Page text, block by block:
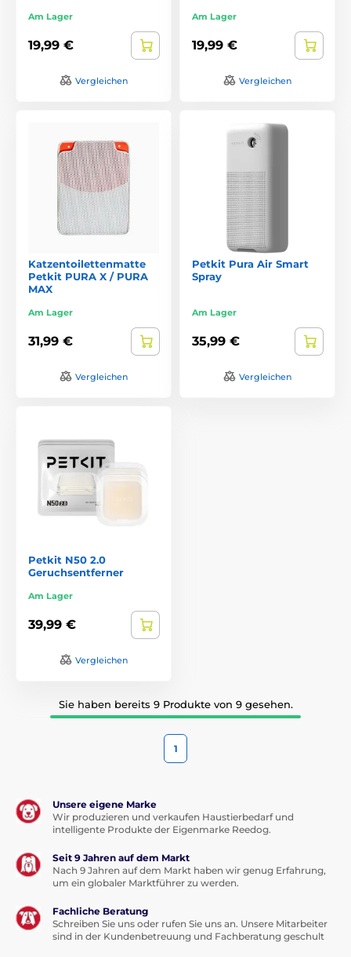
Am Lager
19,99 €
Vergleichen
Am Lager
19,99 €
Vergleichen
Katzentoilettenmatte
Petkit PURA X / PURA
MAX
Am Lager
31,99 €
Vergleichen
Petkit Pura Air Smart
Spray
Am Lager
35,99 €
Vergleichen
Petkit N50 2.0
Geruchsentferner
Am Lager
39,99 €
Vergleichen
Sie haben bereits 9 Produkte von 9 gesehen.
1
Unsere eigene Marke
Wir produzieren und verkaufen Haustierbedarf und
intelligente Produkte der Eigenmarke Reedog.
Seit 9 Jahren auf dem Markt
Nach 9 Jahren auf dem Markt haben wir genug Erfahrung,
um ein globaler Marktführer zu werden.
Fachliche Beratung
Schreiben Sie uns oder rufen Sie uns an. Unsere Mitarbeiter
sind in der Kundenbetreuung und Fachberatung geschult